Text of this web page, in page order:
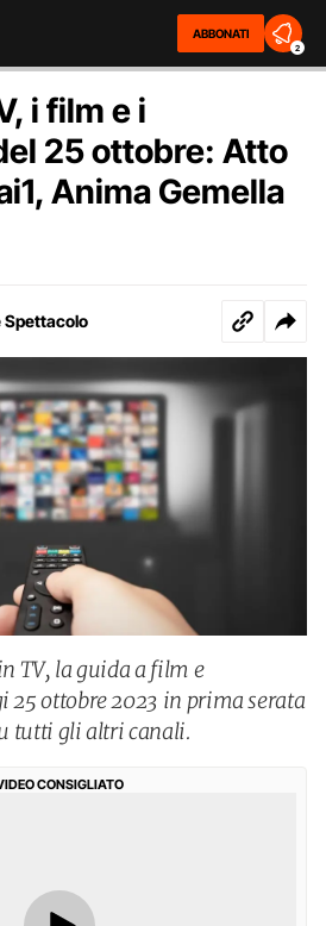
ABBONATI
2
i film e i
25 ottobre: Atto
Anima Gemella
Spettacolo
TV, la guida a film e
25 ottobre 2023 in prima serata
tutti gli altri canali.
CONSIGLIATO